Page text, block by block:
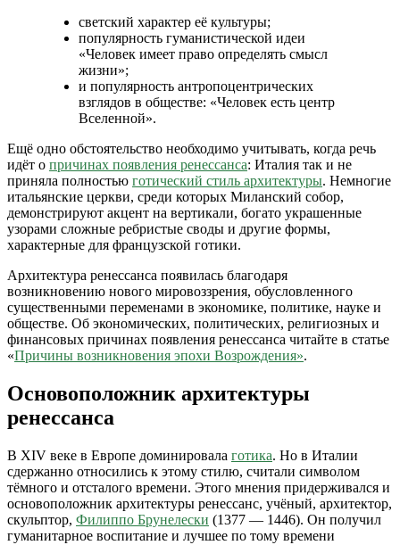
светский характер её культуры;
популярность гуманистической идеи
«Человек имеет право определять смысл
жизни»;
и популярность антропоцентрических
взглядов в обществе: «Человек есть центр
Вселенной».
Ещё одно обстоятельство необходимо учитывать, когда речь
идёт о причинах появления ренессанса: Италия так и не
приняла полностью готический стиль архитектуры. Немногие
итальянские церкви, среди которых Миланский собор,
демонстрируют акцент на вертикали, богато украшенные
узорами сложные ребристые своды и другие формы,
характерные для французской готики.
Архитектура ренессанса появилась благодаря
возникновению нового мировоззрения, обусловленного
существенными переменами в экономике, политике, науке и
обществе. Об экономических, политических, религиозных и
финансовых причинах появления ренессанса читайте в статье
«Причины возникновения эпохи Возрождения».
Основоположник архитектуры
ренессанса
В XIV веке в Европе доминировала готика. Но в Италии
сдержанно относились к этому стилю, считали символом
тёмного и отсталого времени. Этого мнения придерживался и
основоположник архитектуры ренессанс, учёный, архитектор,
скульптор, Филиппо Брунелески (1377 — 1446). Он получил
гуманитарное воспитание и лучшее по тому времени